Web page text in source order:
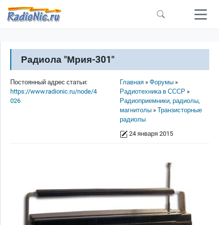
Перейти к основному содержанию
Радиола "Мрия-301"
Строка навигации
Главная
Форумы
Радиотехника в СССР
Радиоприемники, радиолы,
магнитолы
Транзисторные
радиолы
24 января 2015
Постоянный адрес статьи:
https://www.radionic.ru/node/4
026